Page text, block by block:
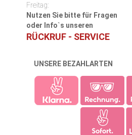
Freitag:
Nutzen Sie bitte für Fragen
oder Info`s unseren
RÜCKRUF - SERVICE
UNSERE BEZAHLARTEN